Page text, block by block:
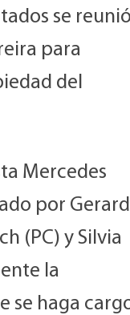
se reunió
para
del
Mercedes
por
(PC) y Silvia
la
se haga